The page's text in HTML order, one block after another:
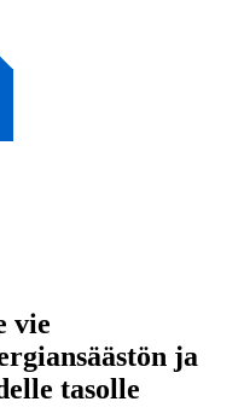
vie
ja
tasolle